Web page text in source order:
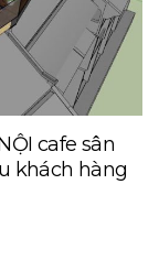
cafe sân
khách hàng